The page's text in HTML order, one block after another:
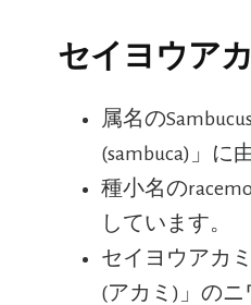
セイヨウア
属名の
(sambuca)」に
種小名の
しています。
セイヨウアカ
(アカミ)」のニ